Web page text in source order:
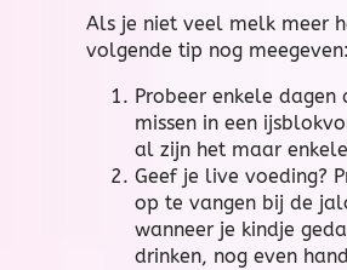
Als je niet veel melk meer
volgende tip nog meegeven:
Probeer enkele
missen in een
al zijn het maar
Geef je live voeding?
op te vangen bij de
wanneer je kindje
drinken, nog even